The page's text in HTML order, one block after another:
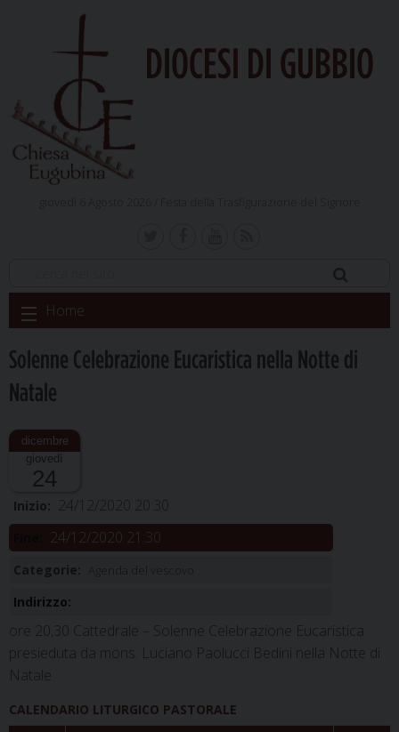
DIOCESI DI GUBBIO
Skip
to
Home
Solenne Celebrazione Eucaristica nella Notte di
Natale
giovedì
24
Inizio: 24/12/2020 20:30
24/12/2020 21:30
Categorie:
Indirizzo:
ore 20,30 Cattedrale – Solenne Celebrazione Eucaristica
presieduta da mons. Luciano Paolucci Bedini nella Notte di
Natale
CALENDARIO LITURGICO PASTORALE